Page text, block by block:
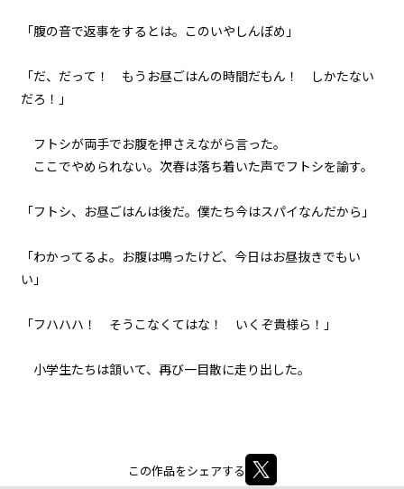
「腹の音で返事をするとは。このいやしんぼめ」
「だ、だって！ もうお昼ごはんの時間だもん！ しかたない
だろ！」
フトシが両手でお腹を押さえながら言った。
ここでやめられない。次春は落ち着いた声でフトシを諭す。
「フトシ、お昼ごはんは後だ。僕たち今はスパイなんだから」
「わかってるよ。お腹は鳴ったけど、今日はお昼抜きでもい
い」
「フハハハ！ そうこなくてはな！ いくぞ貴様ら！」
小学生たちは頷いて、再び一目散に走り出した。
この作品をシェアする